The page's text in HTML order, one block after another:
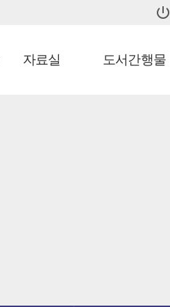

자료실 도서간행물